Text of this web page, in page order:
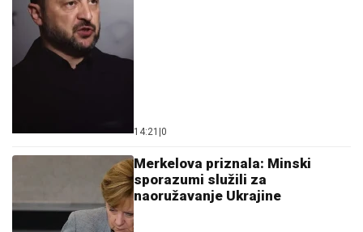
14:21 0
Merkelova priznala: Minski
sporazumi služili za
naoružavanje Ukrajine